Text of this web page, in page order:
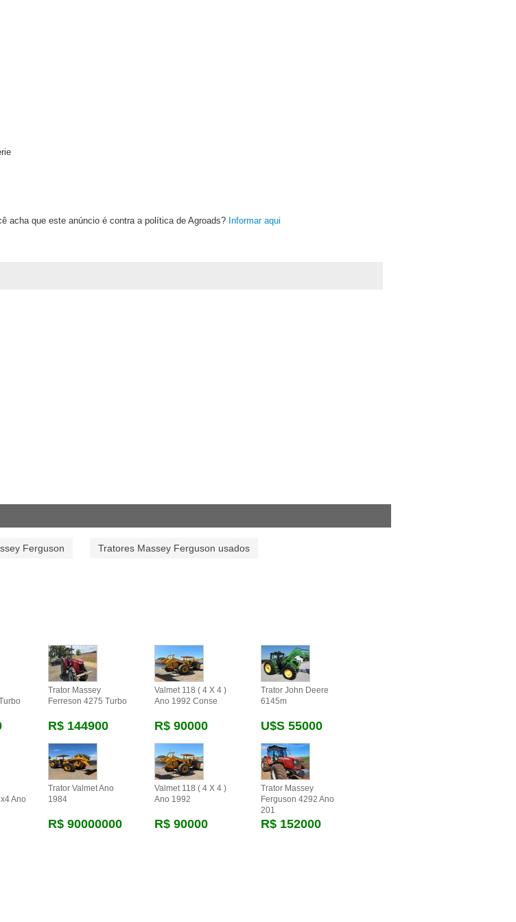
acha que este anúncio é contra a política de Agroads? Informar aqui
Ferguson Tratores Massey Ferguson usados
Trator Massey
Ferreson 4275 Turbo
R$ 144900
Valmet 118 ( 4 X 4 )
Ano 1992 Conse
R$ 90000
Trator John Deere
6145m
U$s 55000
Ano
Trator Valmet Ano
1984
R$ 90000000
Valmet 118 ( 4 X 4 )
Ano 1992
R$ 90000
Trator Massey
Ferguson 4292 Ano
201
R$ 152000